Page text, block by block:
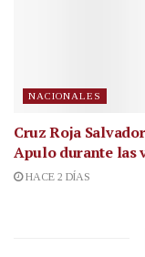
NACIONALES
Cruz Roja
Apulo durante las
HACE 2 DÍAS